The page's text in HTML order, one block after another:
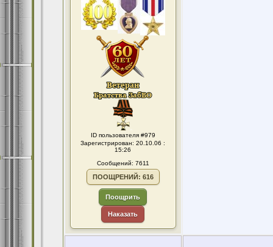
ID пользователя #979
Зарегистрирован: 20.10.06 :
15:26
Сообщений: 7611
ПООЩРЕНИЙ: 616
Поощрить
Наказать